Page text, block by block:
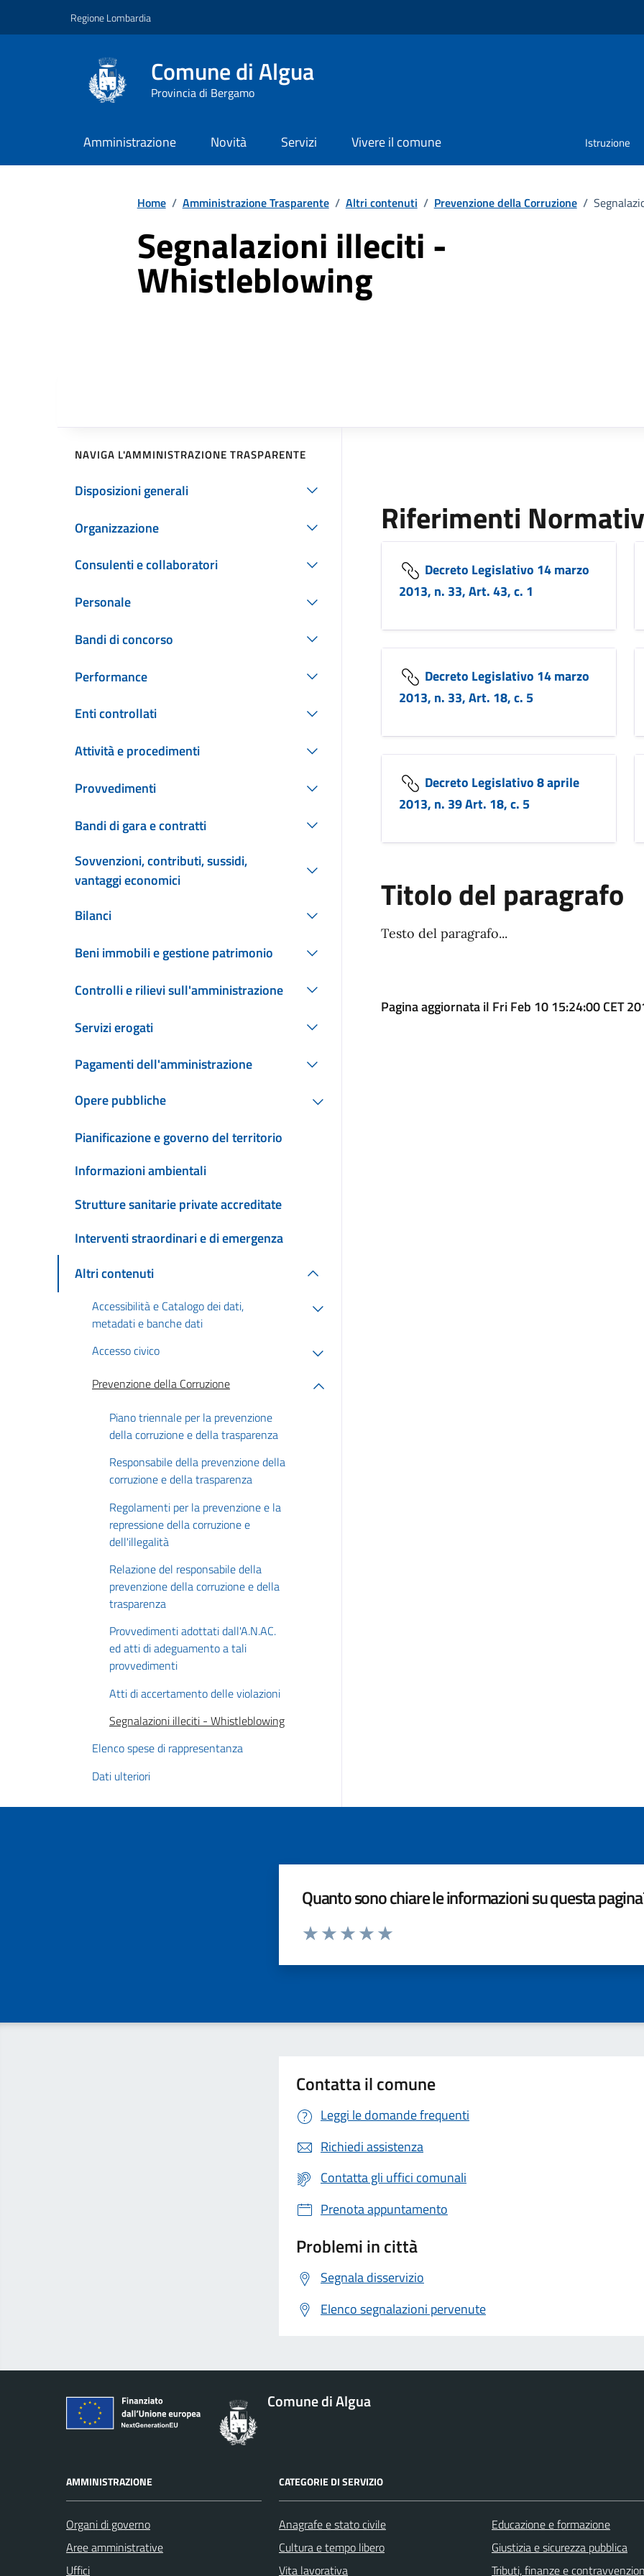
Regione Lombardia
Comune di Algua
Provincia di Bergamo
Amministrazione Novità Servizi Vivere il comune Istruzione
Home / Amministrazione Trasparente / Altri contenuti / Prevenzione della Corruzione /
Segnalazioni illeciti -
Whistleblowing
NAVIGA L'AMMINISTRAZIONE TRASPARENTE
Disposizioni generali
Organizzazione
Consulenti e collaboratori
Personale
Bandi di concorso
Performance
Enti controllati
Attività e procedimenti
Provvedimenti
Bandi di gara e contratti
Sovvenzioni, contributi, sussidi,
vantaggi economici
Bilanci
Beni immobili e gestione patrimonio
Controlli e rilievi sull'amministrazione
Servizi erogati
Pagamenti dell'amministrazione
Opere pubbliche
Pianificazione e governo del territorio
Informazioni ambientali
Strutture sanitarie private accreditate
Interventi straordinari e di emergenza
Altri contenuti
Accessibilità e Catalogo dei dati,
metadati e banche dati
Accesso civico
Prevenzione della Corruzione
Piano triennale per la prevenzione
della corruzione e della trasparenza
Responsabile della prevenzione della
corruzione e della trasparenza
Regolamenti per la prevenzione e la
repressione della corruzione e
dell'illegalità
Relazione del responsabile della
prevenzione della corruzione e della
trasparenza
Provvedimenti adottati dall'A.N.AC.
ed atti di adeguamento a tali
provvedimenti
Atti di accertamento delle violazioni
Segnalazioni illeciti - Whistleblowing
Elenco spese di rappresentanza
Dati ulteriori
Riferimenti
Decreto Legislativo 14 marzo
2013, n. 33, Art. 43, c. 1
Decreto Legislativo 14 marzo
2013, n. 33, Art. 18, c. 5
Decreto Legislativo 8 aprile
2013, n. 39 Art. 18, c. 5
Titolo del paragrafo
Testo del paragrafo...
Pagina aggiornata il Fri Feb 10 15:24:00 CET
Quanto sono chiare le informazioni su questa
Valuta da 1 a 5 stelle la pagina
Contatta il comune
Leggi le domande frequenti
Richiedi assistenza
Contatta gli uffici comunali
Prenota appuntamento
Problemi in città
Segnala disservizio
Elenco segnalazioni pervenute
Comune di Algua
AMMINISTRAZIONE
Organi di governo
Aree amministrative
Uffici
CATEGORIE DI SERVIZIO
Anagrafe e stato civile
Cultura e tempo libero
Vita lavorativa
Educazione e formazione
Giustizia e sicurezza pubblica
Tributi, finanze e